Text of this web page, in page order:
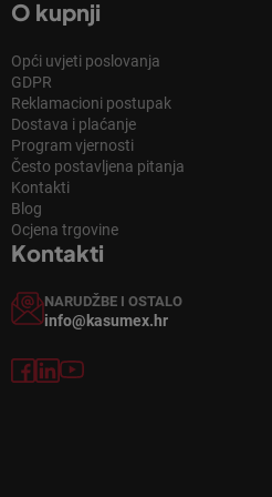
O kupnji
Opći uvjeti poslovanja
GDPR
Reklamacioni postupak
Dostava i plaćanje
Program vjernosti
Često postavljena pitanja
Kontakti
Blog
Ocjena trgovine
Kontakti
NARUDŽBE I OSTALO
info@kasumex.hr